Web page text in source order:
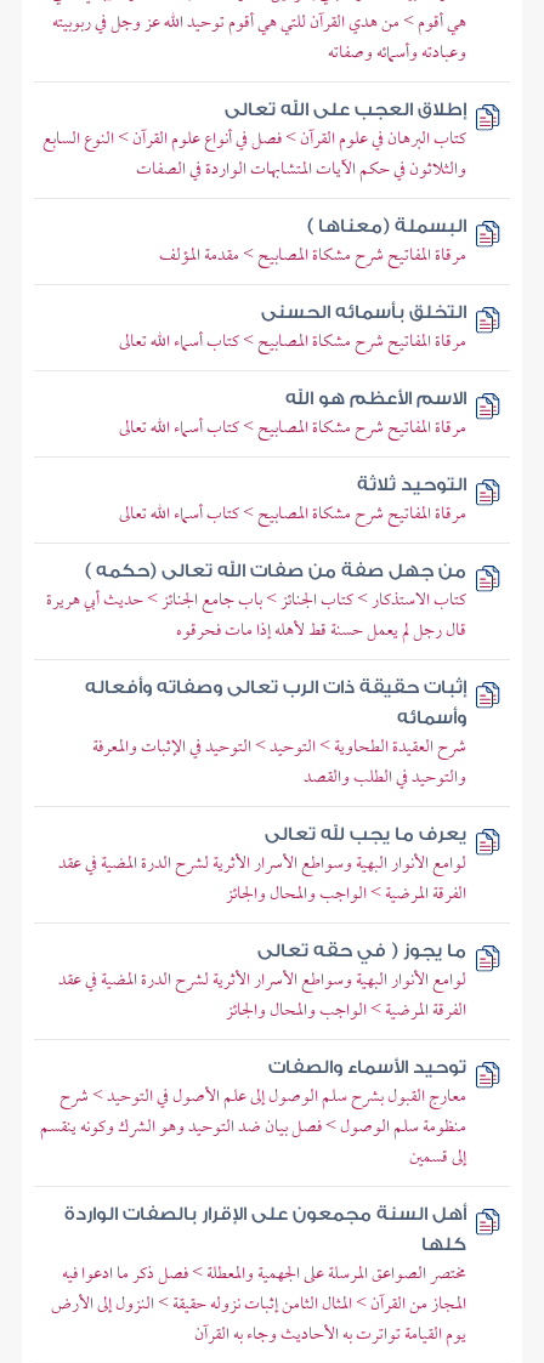
هي أقوم > من هدي القرآن للتي هي أقوم توحيد الله عز وجل في ربوبيته
وعبادته وأسمائه وصفاته
إطلاق العجب على الله تعالى
كتاب البرهان في علوم القرآن > فصل في أنواع علوم القرآن > النوع السابع
والثلاثون في حكم الآيات المتشابهات الواردة في الصفات
البسملة (معناها )
مرقاة المفاتيح شرح مشكاة المصابيح > مقدمة المؤلف
التخلق بأسمائه الحسنى
مرقاة المفاتيح شرح مشكاة المصابيح > كتاب أسماء الله تعالى
الاسم الأعظم هو الله
مرقاة المفاتيح شرح مشكاة المصابيح > كتاب أسماء الله تعالى
التوحيد ثلاثة
مرقاة المفاتيح شرح مشكاة المصابيح > كتاب أسماء الله تعالى
من جهل صفة من صفات الله تعالى (حكمه )
كتاب الاستذكار > كتاب الجنائز > باب جامع الجنائز > حديث أبي هريرة
قال رجل لم يعمل حسنة قط لأهله إذا مات فحرقوه
إثبات حقيقة ذات الرب تعالى وصفاته وأفعاله
وأسمائه
شرح العقيدة الطحاوية > التوحيد > التوحيد في الإثبات والمعرفة
والتوحيد في الطلب والقصد
يعرف ما يجب لله تعالى
لوامع الأنوار البهية وسواطع الأسرار الأثرية لشرح الدرة المضية في عقد
الفرقة المرضية > الواجب والمحال والجائز
ما يجوز ( في حقه تعالى
لوامع الأنوار البهية وسواطع الأسرار الأثرية لشرح الدرة المضية في عقد
الفرقة المرضية > الواجب والمحال والجائز
توحيد الأسماء والصفات
معارج القبول بشرح سلم الوصول إلى علم الأصول في التوحيد > شرح
منظومة سلم الوصول > فصل بيان ضد التوحيد وهو الشرك وكونه ينقسم
إلى قسمين
أهل السنة مجمعون على الإقرار بالصفات الواردة
كلها
مختصر الصواعق المرسلة على الجهمية والمعطلة > فصل ذكر ما ادعوا فيه
المجاز من القرآن > المثال الثامن إثبات نزوله حقيقة > النزول إلى الأرض
يوم القيامة تواترت به الأحاديث وجاء به القرآن